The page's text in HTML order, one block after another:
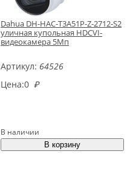
Dahua DH-HAC-T3A51P-Z-2712-S2
уличная купольная HDCVI-
видеокамера 5Мп
Артикул: 64526
Цена:0 ₽
В наличии